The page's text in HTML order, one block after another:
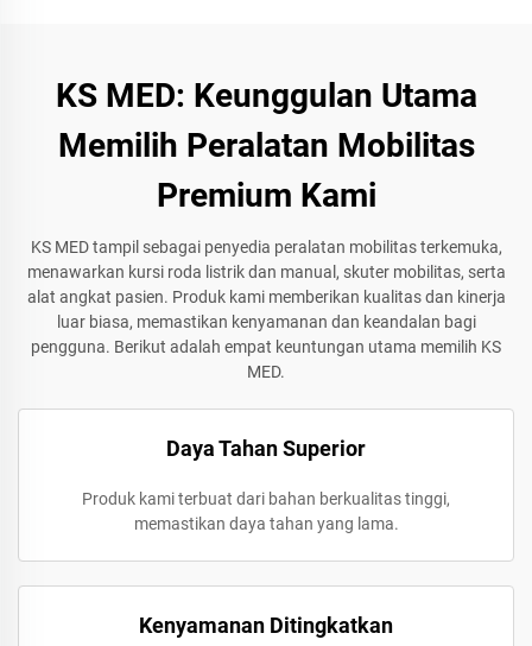
KS MED: Keunggulan Utama
Memilih Peralatan Mobilitas
Premium Kami
KS MED tampil sebagai penyedia peralatan mobilitas terkemuka,
menawarkan kursi roda listrik dan manual, skuter mobilitas, serta
alat angkat pasien. Produk kami memberikan kualitas dan kinerja
luar biasa, memastikan kenyamanan dan keandalan bagi
pengguna. Berikut adalah empat keuntungan utama memilih KS
MED.
Daya Tahan Superior
Produk kami terbuat dari bahan berkualitas tinggi,
memastikan daya tahan yang lama.
Kenyamanan Ditingkatkan